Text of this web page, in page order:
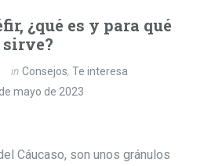
¿qué es y para qué
sirve?
in Consejos, Te interesa
mayo de 2023
Cáucaso, son unos gránulos